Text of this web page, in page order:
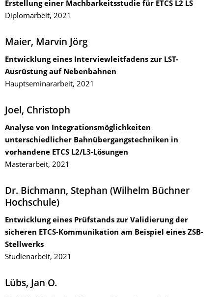
Erstellung einer Machbarkeitsstudie für ETCS L2 LS
Diplomarbeit, 2021
Maier, Marvin Jörg
Entwicklung eines Interviewleitfadens zur LST-
Ausrüstung auf Nebenbahnen
Hauptseminararbeit, 2021
Joel, Christoph
Analyse von Integrationsmöglichkeiten
unterschiedlicher Bahnübergangstechniken in
vorhandene ETCS L2/L3-Lösungen
Masterarbeit, 2021
Dr. Bichmann, Stephan (Wilhelm Büchner
Hochschule)
Entwicklung eines Prüfstands zur Validierung der
sicheren ETCS-Kommunikation am Beispiel eines ZSB-
Stellwerks
Studienarbeit, 2021
Lübs, Jan O.